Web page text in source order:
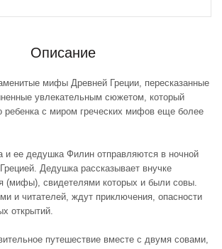
Описание
мифы Древней Греции, пересказанные
увлекательным сюжетом, который
ребенка с миром греческих мифов еще более
и ее дедушка Филин отправляются в ночной
Дедушка рассказывает внучке
(мифы), свидетелями которых и были совы.
и читателей, ждут приключения, опасности
открытий.
путешествие вместе с двумя совами,